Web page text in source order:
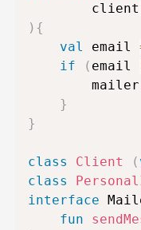
        client
) {
val
email
if
( email
        mailer
}
}
class Client (
class
interface
fun